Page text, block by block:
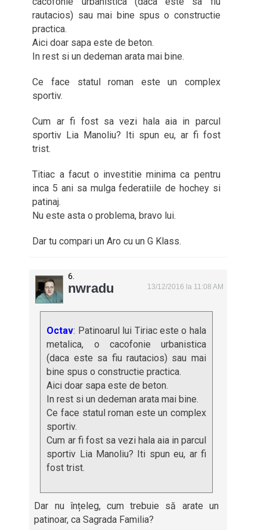
rautacios) sau mai bine spus o constructie
practica.
Aici doar sapa este de beton.
In rest si un dedeman arata mai bine.
Ce face statul roman este un complex
sportiv.
Cum ar fi fost sa vezi hala aia in parcul
sportiv Lia Manoliu? Iti spun eu, ar fi fost
trist.
Titiac a facut o investitie minima ca pentru
inca 5 ani sa mulga federatiile de hochey si
patinaj.
Nu este asta o problema, bravo lui.
Dar tu compari un Aro cu un G Klass.
nwradu 13/12/2016 la 11:08 AM
Octav: Patinoarul lui Tiriac este o hala
metalica, o cacofonie urbanistica
(daca este sa fiu rautacios) sau mai
bine spus o constructie practica.
Aici doar sapa este de beton.
In rest si un dedeman arata mai bine.
Ce face statul roman este un complex
sportiv.
Cum ar fi fost sa vezi hala aia in parcul
sportiv Lia Manoliu? Iti spun eu, ar fi
fost trist.
Dar nu înțeleg, cum trebuie să arate un
patinoar, ca Sagrada Familia?